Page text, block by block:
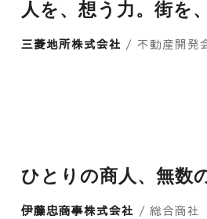
人を、想う力。街を
三菱地所株式会社 / 不動産開発
ひとりの商人、無数
伊藤忠商事株式会社 / 総合商社